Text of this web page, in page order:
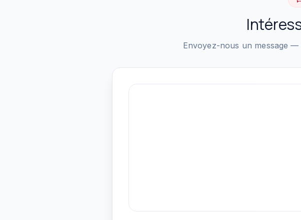
Envoyez-nous un message